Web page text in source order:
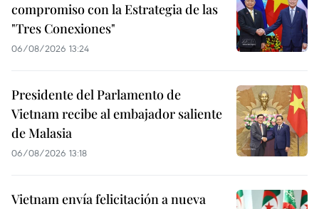
compromiso con la Estrategia de las
"Tres Conexiones"
06/08/2026 13:24
Presidente del Parlamento de
Vietnam recibe al embajador saliente
de Malasia
06/08/2026 13:18
Vietnam envía felicitación a nueva